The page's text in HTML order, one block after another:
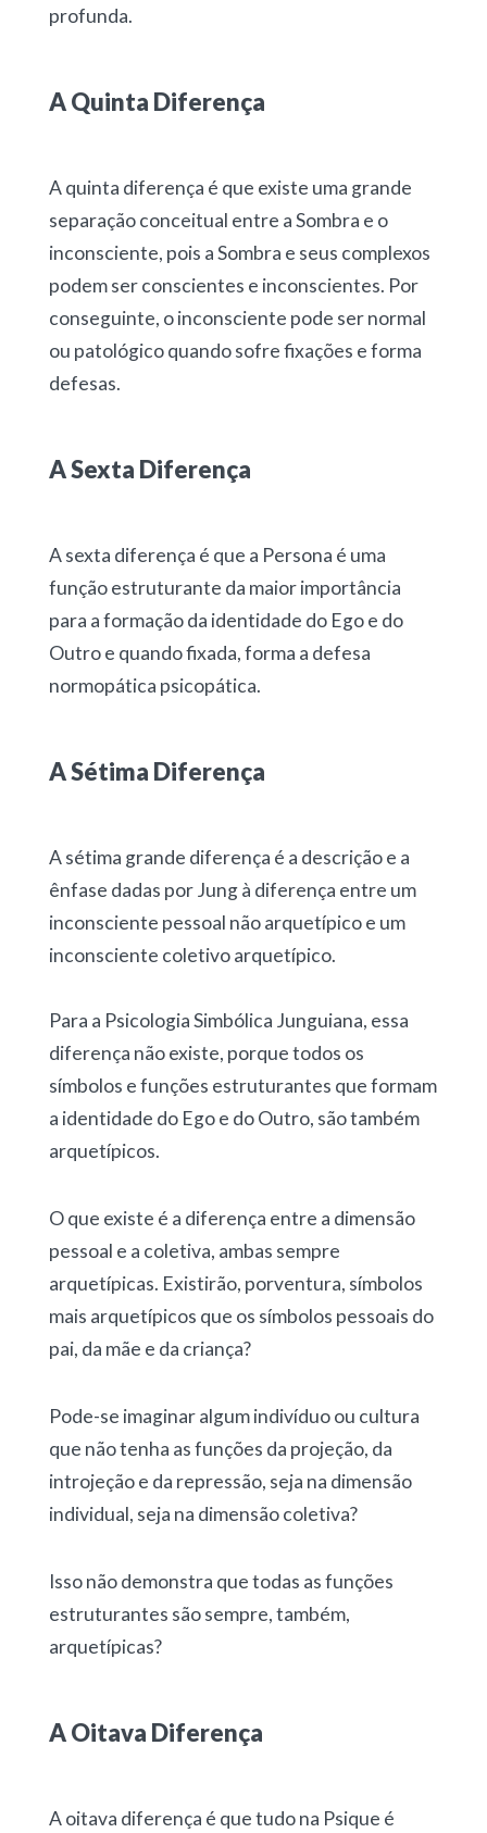
profunda.
A Quinta Diferença
A quinta diferença é que existe uma grande
separação conceitual entre a Sombra e o
inconsciente, pois a Sombra e seus complexos
podem ser conscientes e inconscientes. Por
conseguinte, o inconsciente pode ser normal
ou patológico quando sofre fixações e forma
defesas.
A Sexta Diferença
A sexta diferença é que a Persona é uma
função estruturante da maior importância
para a formação da identidade do Ego e do
Outro e quando fixada, forma a defesa
normopática psicopática.
A Sétima Diferença
A sétima grande diferença é a descrição e a
ênfase dadas por Jung à diferença entre um
inconsciente pessoal não arquetípico e um
inconsciente coletivo arquetípico.
Para a Psicologia Simbólica Junguiana, essa
diferença não existe, porque todos os
símbolos e funções estruturantes que formam
a identidade do Ego e do Outro, são também
arquetípicos.
O que existe é a diferença entre a dimensão
pessoal e a coletiva, ambas sempre
arquetípicas. Existirão, porventura, símbolos
mais arquetípicos que os símbolos pessoais do
pai, da mãe e da criança?
Pode-se imaginar algum indivíduo ou cultura
que não tenha as funções da projeção, da
introjeção e da repressão, seja na dimensão
individual, seja na dimensão coletiva?
Isso não demonstra que todas as funções
estruturantes são sempre, também,
arquetípicas?
A Oitava Diferença
A oitava diferença é que tudo na Psique é